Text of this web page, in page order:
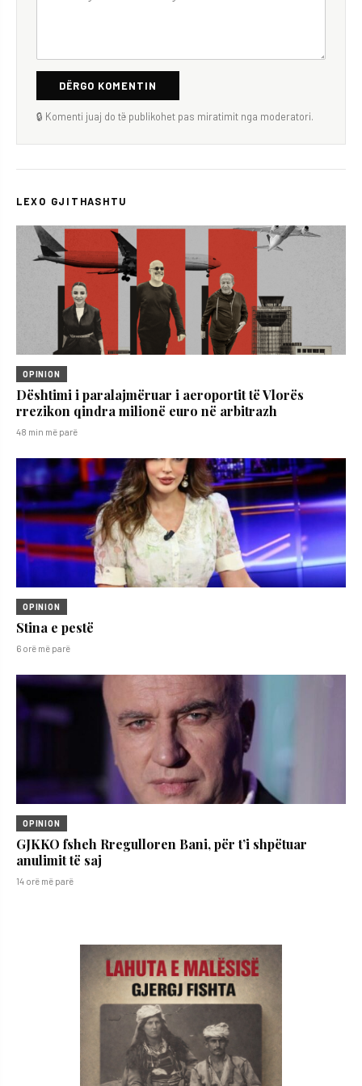
DËRGO KOMENTIN
🔒 Komenti juaj do të publikohet pas miratimit nga moderatori.
LEXO GJITHASHTU
OPINION
Dështimi i paralajmëruar i aeroportit të Vlorës
rrezikon qindra milionë euro në arbitrazh
48 min më parë
OPINION
Stina e pestë
6 orë më parë
OPINION
GJKKO fsheh Rregulloren Bani, për t’i shpëtuar
anulimit të saj
14 orë më parë